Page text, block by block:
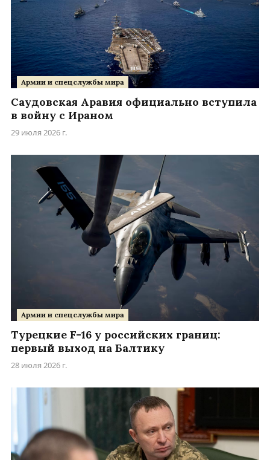
Армии и спецслужбы мира
Саудовская Аравия официально вступила
в войну с Ираном
29 июля 2026 г.
Армии и спецслужбы мира
Турецкие F-16 у российских границ:
первый выход на Балтику
28 июля 2026 г.